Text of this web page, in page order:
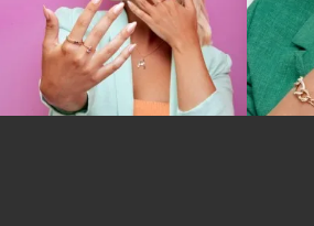
dia a dia. Ao tomá-los como
Anel de formatura Ensino
Já os modelos masculinos